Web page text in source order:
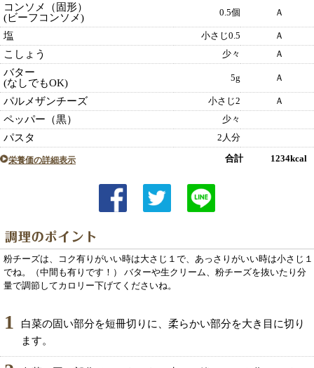
コンソメ（固形）
(ビーフコンソメ)
0.5個 Ａ
塩 小さじ0.5 Ａ
こしょう 少々 Ａ
バター
(なしでもOK)
5g Ａ
パルメザンチーズ 小さじ2 Ａ
ペッパー（黒） 少々
パスタ 2人分
栄養価の詳細表示 合計 1234kcal
粉チーズは、コク有りがいい時は大さじ１で、あっさりがいい時は小さじ１
でね。（中間も有りです！） バターや生クリーム、粉チーズを抜いたり分
量で調節してカロリー下げてくださいね。
1
白菜の固い部分を短冊切りに、柔らかい部分を大き目に切り
ます。